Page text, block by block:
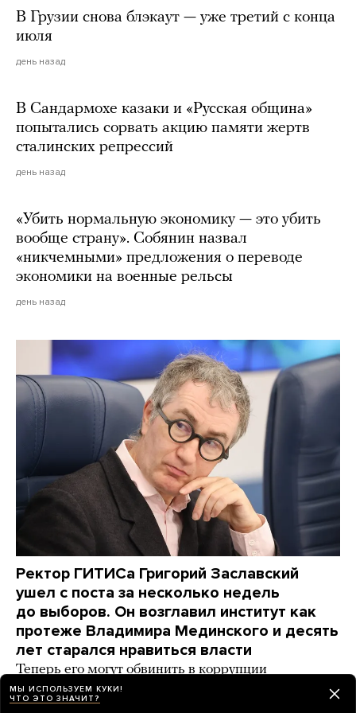
В Грузии снова блэкаут — уже третий с конца
июля
день назад
В Сандармохе казаки и «Русская община»
попытались сорвать акцию памяти жертв
сталинских репрессий
день назад
«Убить нормальную экономику — это убить
вообще страну». Собянин назвал
«никчемными» предложения о переводе
экономики на военные рельсы
день назад
Ректор ГИТИСа Григорий Заславский
ушел с поста за несколько недель
до выборов. Он возглавил институт как
протеже Владимира Мединского и десять
лет старался нравиться власти
Теперь его могут обвинить в коррупции
ИСТОРИИ день назад
МЫ ИСПОЛЬЗУЕМ КУКИ!
ЧТО ЭТО ЗНАЧИТ?